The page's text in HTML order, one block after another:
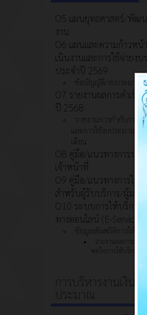
O5 แผนยุทธศาสตร์/พัฒ
งาน
O6 แผนและความก้าวหน้
เนินงานและการใช้จ่ายง
ประจําปี 2569
ข้อบัญญัติ/งบประมาณ
O7 รายงานผลการดำเนิน
ปี 2568
รายงานการกำกับการดำ
และการใช้งบประมาณปร
เดือน
O8 คู่มือ/แนวทางการปฏิบั
เจ้าหน้าที่
O9 คู่มือ/แนวทางการให้บริ
สำหรับผู้รับบริการ/ผู้มาติด
O10 ระบบการให้บริการ
ทางออนไลน์ (E-Service)
ข้อมูลเชิงสถิติการให้บริก
รายงานผลการสำรว
พอใจการให้บริการ
การบริหารงานเงินงบ
ประมาณ